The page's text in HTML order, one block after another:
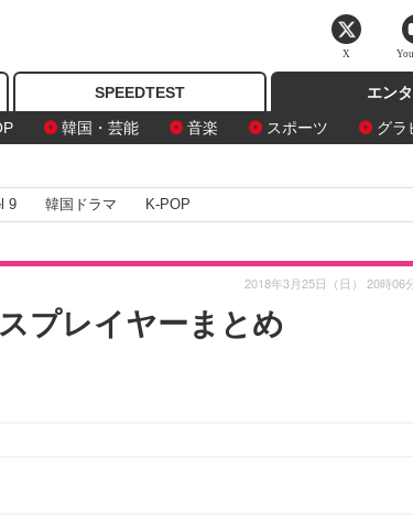
SPEEDTEST
エン
韓国・芸能 音楽 スポーツ グラ
9 韓国ドラマ K-POP
プレイヤーまとめ
2018年3月25日（日） 20時06
X